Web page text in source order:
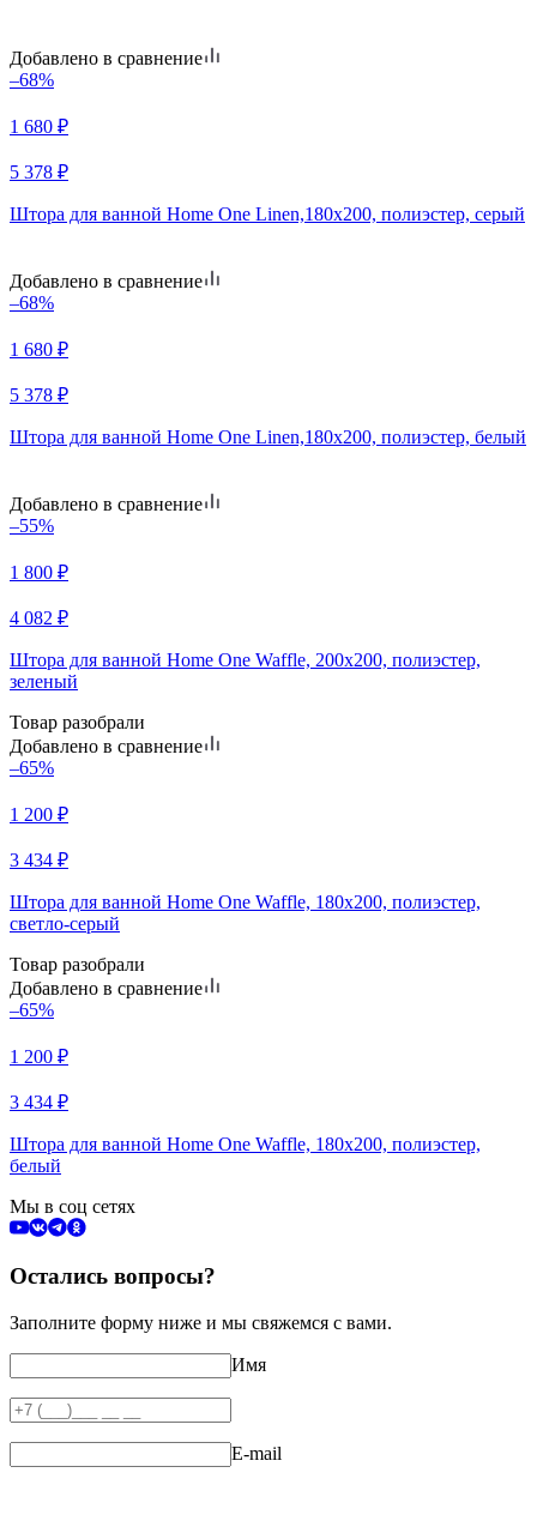
Добавлено в сравнение
–68%
1 680 ₽
5 378 ₽
Штора для ванной Home One Linen,180х200, полиэстер, серый
Добавлено в сравнение
–68%
1 680 ₽
5 378 ₽
Штора для ванной Home One Linen,180х200, полиэстер, белый
Добавлено в сравнение
–55%
1 800 ₽
4 082 ₽
Штора для ванной Home One Waffle, 200х200, полиэстер,
зеленый
Товар разобрали
Добавлено в сравнение
–65%
1 200 ₽
3 434 ₽
Штора для ванной Home One Waffle, 180х200, полиэстер,
светло-серый
Товар разобрали
Добавлено в сравнение
–65%
1 200 ₽
3 434 ₽
Штора для ванной Home One Waffle, 180х200, полиэстер,
белый
Мы в соц сетях
Остались вопросы?
Заполните форму ниже и мы свяжемся с вами.
Имя
E-mail